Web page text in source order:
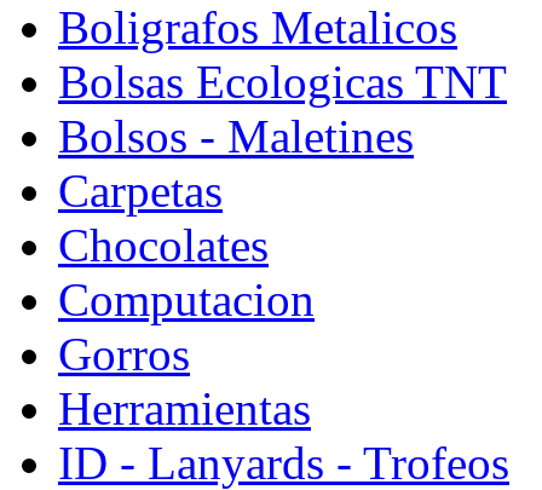
Boligrafos Metalicos
Bolsas Ecologicas TNT
Bolsos - Maletines
Carpetas
Chocolates
Computacion
Gorros
Herramientas
ID - Lanyards - Trofeos